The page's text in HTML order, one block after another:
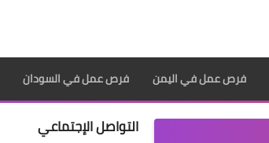
فرص عمل في اليمن فرص عمل في السودان
التواصل الإجتماعي